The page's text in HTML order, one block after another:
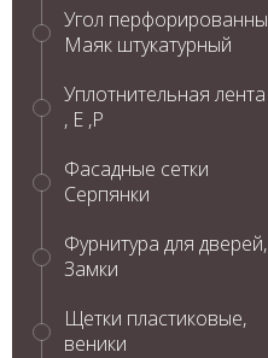
Угол
Маяк штукатурный
Уплотнительная
, Е ,P
Фасадные сетки
Серпянки
Фурнитура для дверей,
Замки
Щетки пластиковые,
веники